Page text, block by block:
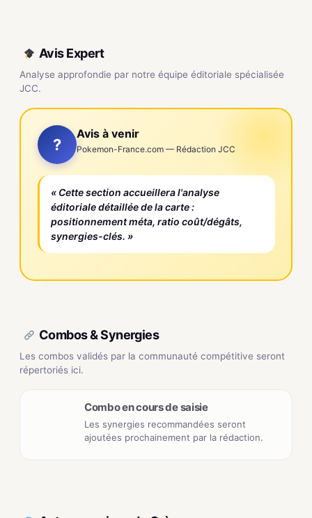
Avis Expert
Analyse approfondie par notre équipe éditoriale spécialisée
JCC.
?
Avis à venir
Pokemon-France.com — Rédaction JCC
« Cette section accueillera l'analyse
éditoriale détaillée de la carte :
positionnement méta, ratio coût/dégâts,
synergies-clés. »
Combos & Synergies
Les combos validés par la communauté compétitive seront
répertoriés ici.
Combo en cours de saisie
Les synergies recommandées seront
ajoutées prochainement par la rédaction.